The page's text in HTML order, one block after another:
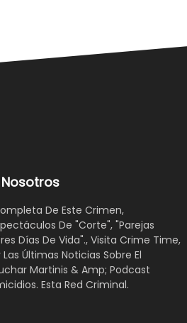
De Este Crimen,
De "Corte", "Parejas
Días De Vida"., Visita Crime Time,
Últimas Noticias Sobre El
Martinis & Amp; Podcast
Esta Red Criminal.